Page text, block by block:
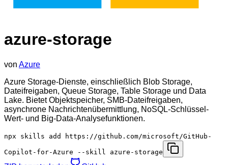
azure-storage
von Azure
Azure Storage-Dienste, einschließlich Blob Storage,
Dateifreigaben, Queue Storage, Table Storage und Data
Lake. Bietet Objektspeicher, SMB-Dateifreigaben,
asynchrone Nachrichtenübermittlung, NoSQL-Schlüssel-
Wert- und Big-Data-Analysefunktionen.
npx skills add https://github.com/microsoft/GitHub-
Copilot-for-Azure --skill azure-storage